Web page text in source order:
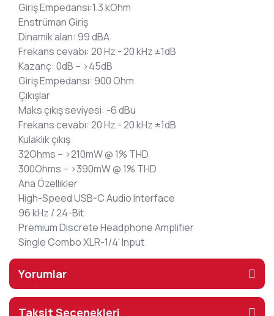
Giriş Empedansı:1.3 kOhm
Enstrüman Giriş
Dinamik alan: 99 dBA
Frekans cevabı: 20 Hz - 20 kHz ±1dB
Kazanç: 0dB – >45dB
Giriş Empedansı: 900 Ohm
Çıkışlar
Maks çıkış seviyesi: -6 dBu
Frekans cevabı: 20 Hz - 20 kHz ±1dB
Kulaklık çıkış
32Ohms – >210mW @ 1% THD
300Ohms – >390mW @ 1% THD
Ana Özellikler
High-Speed USB-C Audio Interface
96 kHz / 24-Bit
Premium Discrete Headphone Amplifier
Single Combo XLR-1/4' Input
Yorumlar
Taksit Seçenekleri